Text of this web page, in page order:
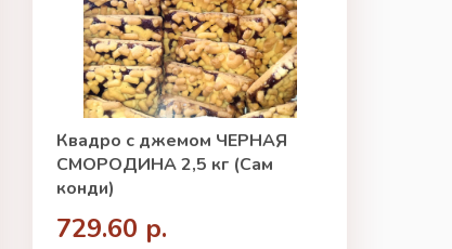
Квадро с джемом ЧЕРНАЯ
СМОРОДИНА 2,5 кг (Сам
конди)
729.60 р.